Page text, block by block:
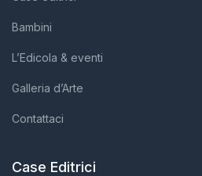
Bambini
L’Edicola & eventi
Galleria d’Arte
Contattaci
Case Editrici